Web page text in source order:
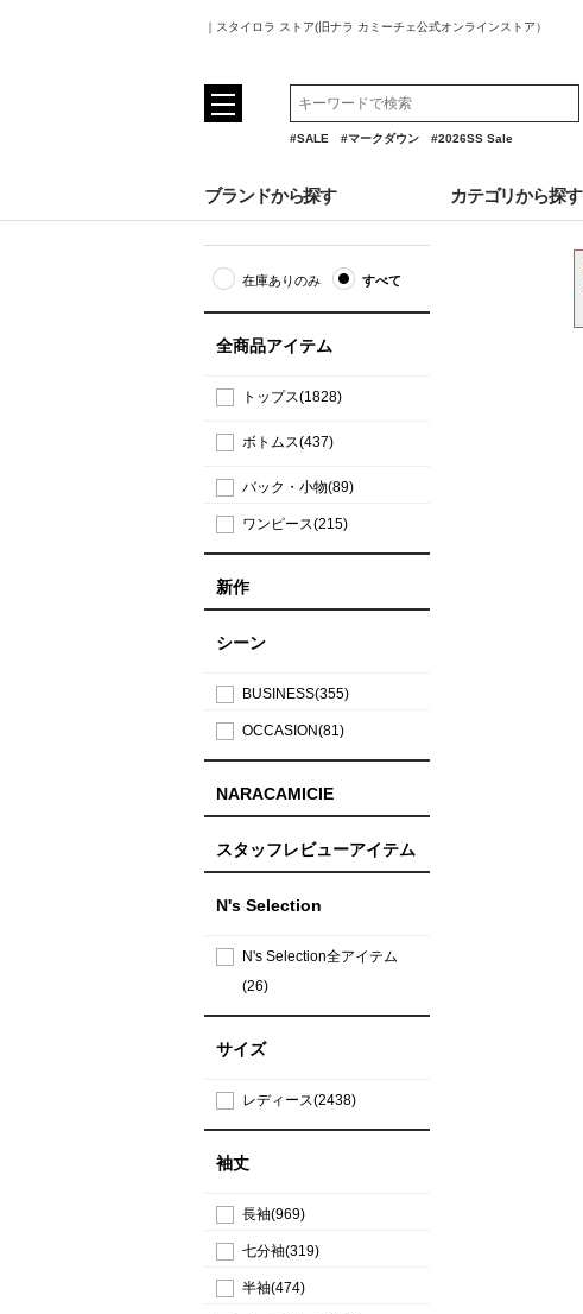
｜スタイロラ ストア(旧ナラ カミーチェ公式オンラインストア）
#SALE #マークダウン #2026SS Sale
ブランドから探す カテゴリから探す
在庫ありのみ すべて
全商品アイテム
トップス(1828)
ボトムス(437)
バック・小物(89)
ワンピース(215)
新作
シーン
BUSINESS(355)
OCCASION(81)
NARACAMICIE
スタッフレビューアイテム
N's Selection
N's Selection全アイテム
(26)
サイズ
レディース(2438)
袖丈
長袖(969)
七分袖(319)
半袖(474)